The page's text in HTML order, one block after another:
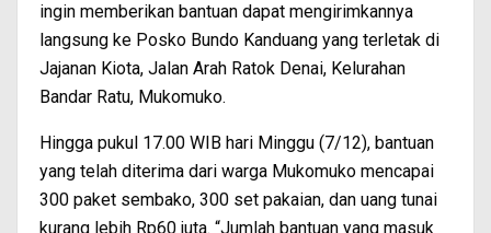
ingin memberikan bantuan dapat mengirimkannya
langsung ke Posko Bundo Kanduang yang terletak di
Jajanan Kiota, Jalan Arah Ratok Denai, Kelurahan
Bandar Ratu, Mukomuko.
Hingga pukul 17.00 WIB hari Minggu (7/12), bantuan
yang telah diterima dari warga Mukomuko mencapai
300 paket sembako, 300 set pakaian, dan uang tunai
kurang lebih Rp60 juta. “Jumlah bantuan yang masuk